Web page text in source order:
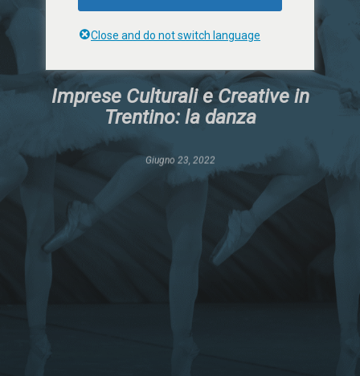
Imprese Culturali e Creative in
Trentino: la danza
Giugno 23, 2022
Close and do not switch language